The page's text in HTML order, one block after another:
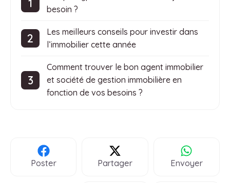
besoin ?
Les meilleurs conseils pour investir dans
l’immobilier cette année
Comment trouver le bon agent immobilier
et société de gestion immobilière en
fonction de vos besoins ?
Poster Partager Envoyer